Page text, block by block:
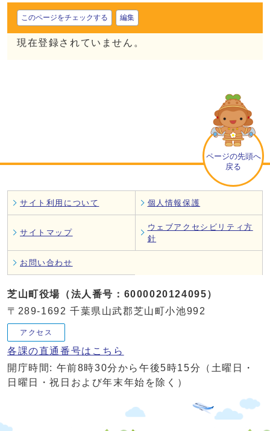
このページをチェックする 編集
現在登録されていません。
ページの先頭へ
戻る
サイト利用について 個人情報保護
サイトマップ
ウェブアクセシビリティ方
針
お問い合わせ
芝山町役場（法人番号：6000020124095）
〒289-1692 千葉県山武郡芝山町小池992
アクセス
各課の直通番号はこちら
開庁時間: 午前8時30分から午後5時15分（土曜日・
日曜日・祝日および年末年始を除く）